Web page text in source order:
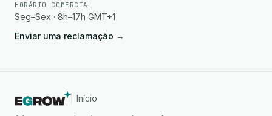
HORÁRIO COMERCIAL
Seg–Sex · 8h–17h GMT+1
Enviar uma reclamação →
Início